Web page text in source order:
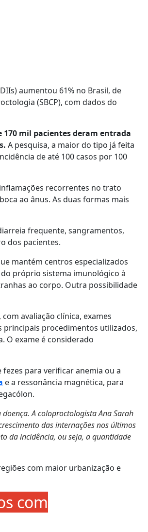
aumentou 61% no Brasil, de
(SBCP), com dados do
170 mil pacientes deram entrada
A pesquisa, a maior do tipo já feita
de até 100 casos por 100
recorrentes no trato
ao ânus. As duas formas mais
frequente, sangramentos,
dos pacientes.
mantém centros especializados
próprio sistema imunológico à
ao corpo. Outra possibilidade
avaliação clínica, exames
principais procedimentos utilizados,
O exame é considerado
fezes para verificar anemia ou a
e a ressonância magnética, para
A coloproctologista Ana Sarah
das internações nos últimos
da incidência, ou seja, a quantidade
com maior urbanização e
com